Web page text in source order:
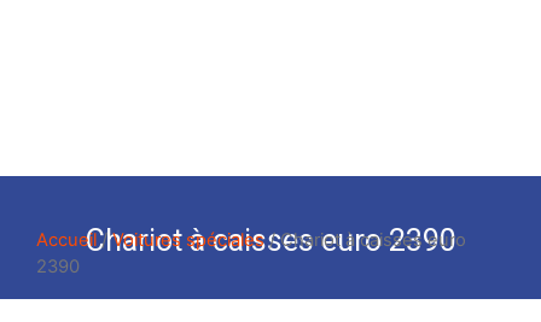
Chariot à caisses euro 2390
Accueil/Voitures spéciales/ Chariot à caisses euro
2390